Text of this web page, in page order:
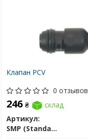
Клапан PCV
0 отзывов
246 ₴
склад
Артикул:
SMP (Standard Motors Products)